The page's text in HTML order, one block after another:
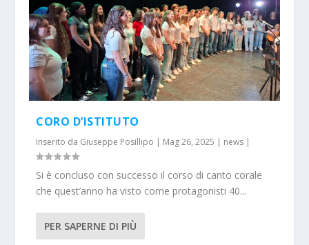
CORO D’ISTITUTO
Inserito da Giuseppe Posillipo | Mag 26, 2025 | news |
Si è concluso con successo il corso di canto corale
che quest’anno ha visto come protagonisti 40...
PER SAPERNE DI PIÙ